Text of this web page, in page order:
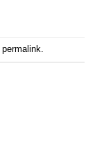
permalink.